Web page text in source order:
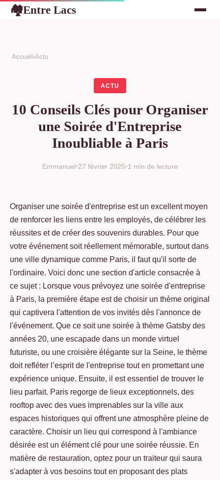
🏘Entre Lacs
Accueil ›Actu
ACTU
10 Conseils Clés pour Organiser
une Soirée d'Entreprise
Inoubliable à Paris
Emmanuel•27 février 2025•1 min de lecture
Organiser une soirée d'entreprise est un excellent moyen
de renforcer les liens entre les employés, de célébrer les
réussites et de créer des souvenirs durables. Pour que
votre événement soit réellement mémorable, surtout dans
une ville dynamique comme Paris, il faut qu'il sorte de
l'ordinaire. Voici donc une section d'article consacrée à
ce sujet : Lorsque vous prévoyez une soirée d'entreprise
à Paris, la première étape est de choisir un thème original
qui captivera l'attention de vos invités dès l'annonce de
l'événement. Que ce soit une soirée à thème Gatsby des
années 20, une escapade dans un monde virtuel
futuriste, ou une croisière élégante sur la Seine, le thème
doit refléter l’esprit de l'entreprise tout en promettant une
expérience unique. Ensuite, il est essentiel de trouver le
lieu parfait. Paris regorge de lieux exceptionnels, des
rooftop avec des vues imprenables sur la ville aux
espaces historiques qui offrent une atmosphère pleine de
caractère. Choisir un lieu qui correspond à l'ambiance
désirée est un élément clé pour une soirée réussie. En
matière de restauration, optez pour un traiteur qui saura
s'adapter à vos besoins tout en proposant des plats